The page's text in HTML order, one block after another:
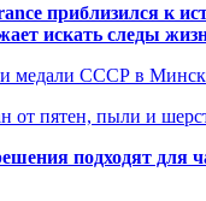
приблизился к
искать следы
медали СССР в
от пятен, пыли и
подходят для